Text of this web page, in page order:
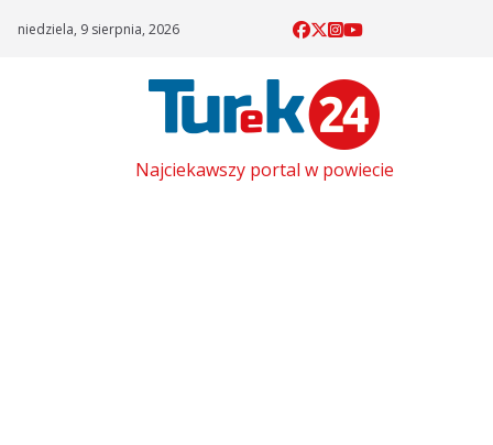
niedziela, 9 sierpnia, 2026
Najciekawszy portal w powiecie